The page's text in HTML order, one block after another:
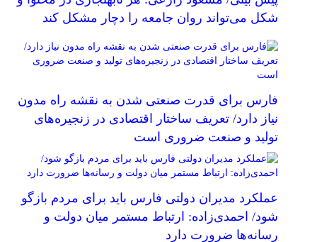
شکل می‌تواند روان جامعه را دچار مشکل کند
فارس برای قدرت صنعتی شدن به نقشه راه مدون
نیاز دارد/ تعریف ساختار اقتصادی در زنجیره‌های
تولید و صنعت ضروری است
عملکرد مدیران دولتی فارس باید برای مردم بازگو
شود/ احمدی‌زاده: ارتباط مستمر میان دولت و
رسانه‌ها ضرورت دارد